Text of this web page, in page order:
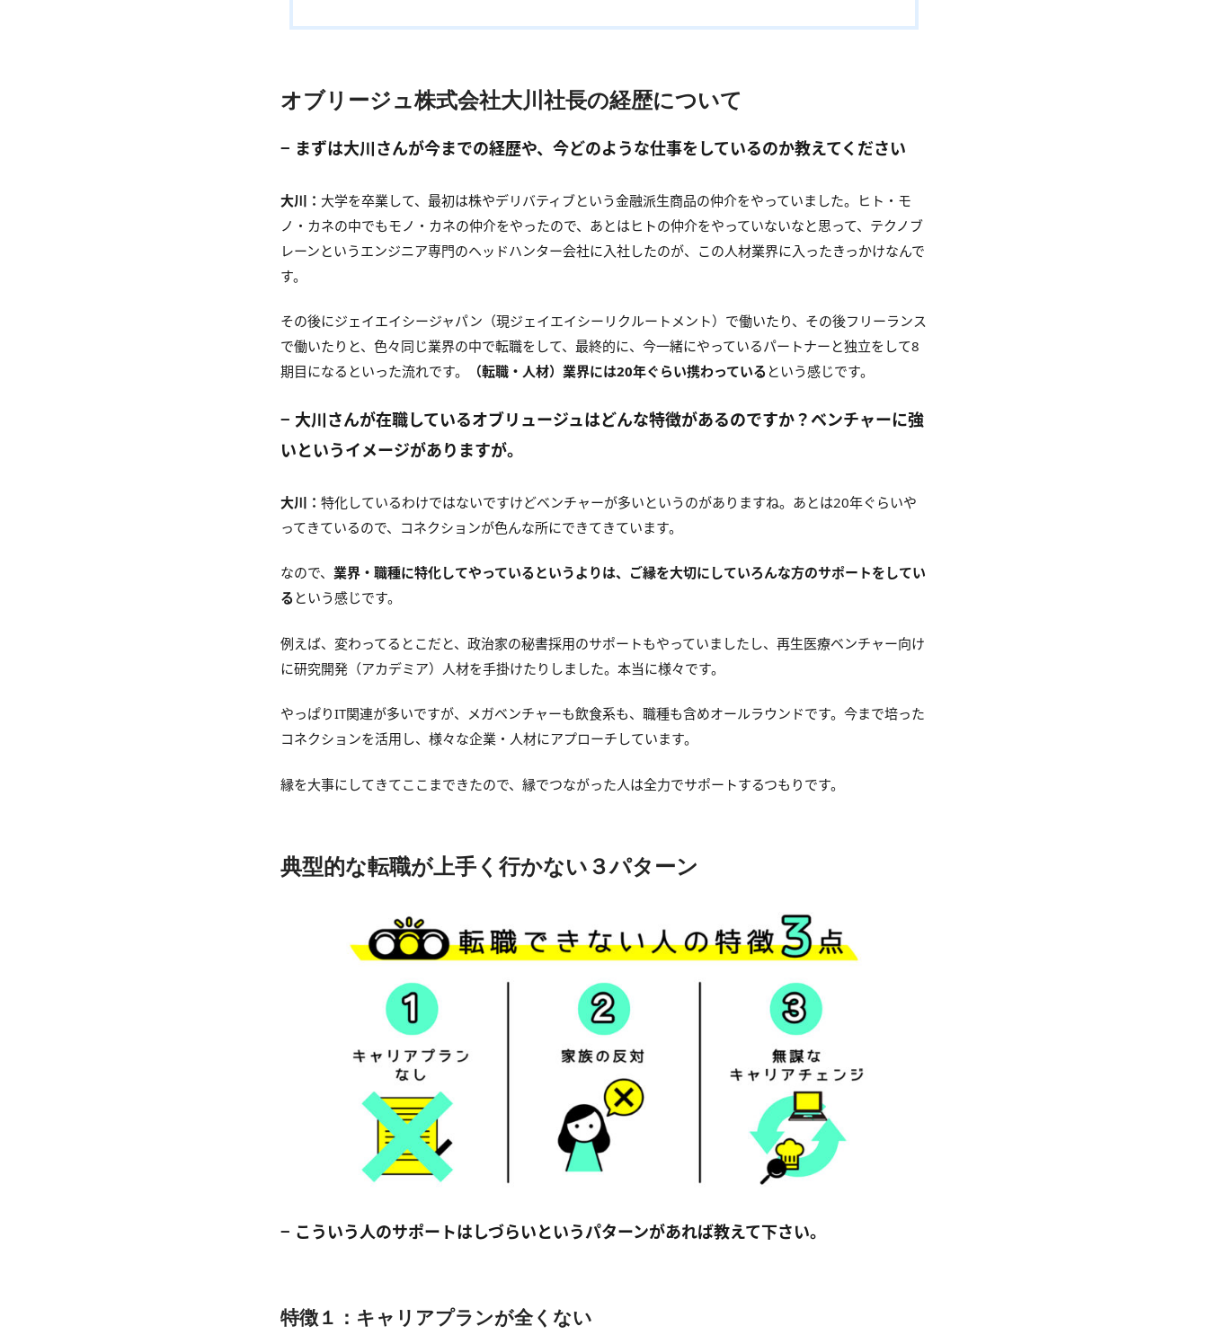
オブリージュ株式会社大川社長の経歴について
− まずは大川さんが今までの経歴や、今どのような仕事をしているのか教えてください
大川： 大学を卒業して、最初は株やデリバティブという金融派生商品の仲介をやっていました。ヒト・モ
ノ・カネの中でもモノ・カネの仲介をやったので、あとはヒトの仲介をやっていないなと思って、テクノブ
レーンというエンジニア専門のヘッドハンター会社に入社したのが、この人材業界に入ったきっかけなんで
す。
その後にジェイエイシージャパン（現ジェイエイシーリクルートメント）で働いたり、その後フリーランス
で働いたりと、色々同じ業界の中で転職をして、最終的に、今一緒にやっているパートナーと独立をして8
期目になるといった流れです。
（転職・人材）業界には20年ぐらい携わっている という感じです。
− 大川さんが在職しているオブリュージュはどんな特徴があるのですか？ベンチャーに強
いというイメージがありますが。
大川： 特化しているわけではないですけどベンチャーが多いというのがありますね。あとは20年ぐらいや
ってきているので、コネクションが色んな所にできてきています。
なので、 業界・職種に特化してやっているというよりは、ご縁を大切にしていろんな方のサポートをしてい
る という感じです。
例えば、変わってるとこだと、政治家の秘書採用のサポートもやっていましたし、再生医療ベンチャー向け
に研究開発（アカデミア）人材を手掛けたりしました。本当に様々です。
やっぱりIT関連が多いですが、メガベンチャーも飲食系も、職種も含めオールラウンドです。今まで培った
コネクションを活用し、様々な企業・人材にアプローチしています。
縁を大事にしてきてここまできたので、縁でつながった人は全力でサポートするつもりです。
典型的な転職が上手く行かない３パターン
− こういう人のサポートはしづらいというパターンがあれば教えて下さい。
特徴１：キャリアプランが全くない